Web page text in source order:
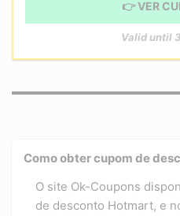
👉 VER
Valid until
Como obter cupom de
O site Ok-Coupons
de desconto Hotmart, e